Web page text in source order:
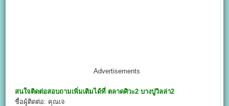
Advertisements
สนใจติดต่อสอบถามเพิ่มเติมได้ที่ ตลาดศิวะ2 บางปูวิลล่า2
ชื่อผู้ติดต่อ: คุณเจ